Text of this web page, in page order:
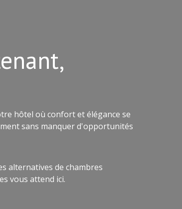
hôtel où confort et élégance se
sans manquer d'opportunités
alternatives de chambres
vous attend ici.